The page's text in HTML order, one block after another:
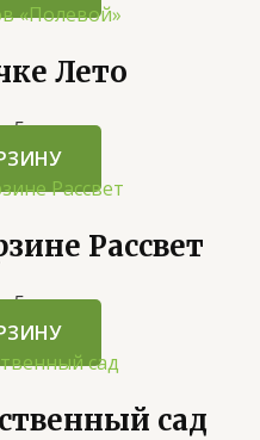
Лето
5
Рассвет
5
сад